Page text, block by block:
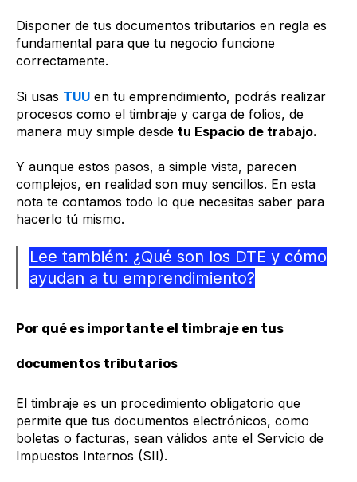
Disponer de tus documentos tributarios en regla es
fundamental para que tu negocio funcione
correctamente.
Si usas TUU en tu emprendimiento, podrás realizar
procesos como el timbraje y carga de folios, de
manera muy simple desde tu Espacio de trabajo.
Y aunque estos pasos, a simple vista, parecen
complejos, en realidad son muy sencillos. En esta
nota te contamos todo lo que necesitas saber para
hacerlo tú mismo.
Lee también: ¿Qué son los DTE y cómo
ayudan a tu emprendimiento?
Por qué es importante el timbraje en tus
documentos tributarios
El timbraje es un procedimiento obligatorio que
permite que tus documentos electrónicos, como
boletas o facturas, sean válidos ante el Servicio de
Impuestos Internos (SII).